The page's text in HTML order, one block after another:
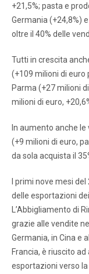
+21,5%; pasta e
Germania (+24,8%)
oltre il 40% delle
Tutti in crescita
(+109 milioni di euro
Parma (+27 milioni
milioni di euro,
In aumento anche
(+9 milioni di euro,
da sola acquista il
I primi nove mesi
delle esportazioni
L’Abbigliamento di
grazie alle vendite
Germania, in Cina e
Francia, è riuscito
esportazioni verso